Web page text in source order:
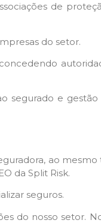
de
do setor.
segurado e
ao
da Split Risk.
seguros.
do nosso setor.